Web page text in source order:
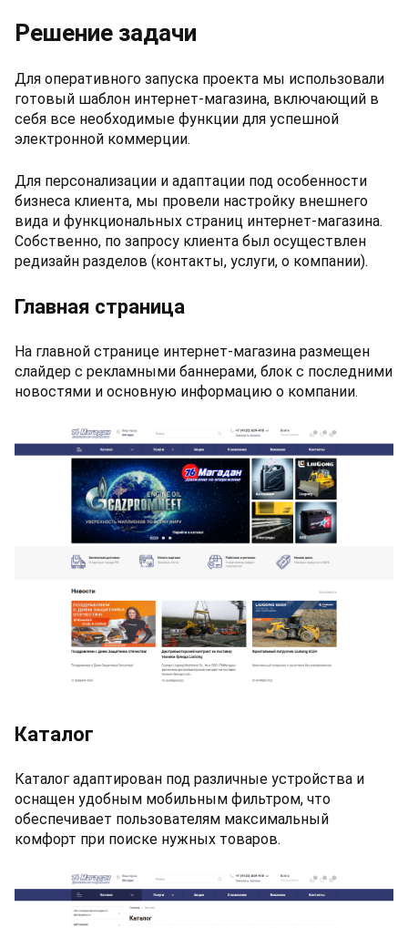
Решение задачи
Для оперативного запуска проекта мы использовали
готовый шаблон интернет-магазина, включающий в
себя все необходимые функции для успешной
электронной коммерции.
Для персонализации и адаптации под особенности
бизнеса клиента, мы провели настройку внешнего
вида и функциональных страниц интернет-магазина.
Собственно, по запросу клиента был осуществлен
редизайн разделов (контакты, услуги, о компании).
Главная страница
На главной странице интернет-магазина размещен
слайдер с рекламными баннерами, блок с последними
новостями и основную информацию о компании.
Каталог
Каталог адаптирован под различные устройства и
оснащен удобным мобильным фильтром, что
обеспечивает пользователям максимальный
комфорт при поиске нужных товаров.